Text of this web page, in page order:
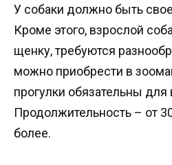
У собаки должно быть
Кроме этого, взрослой
щенку, требуются
можно приобрести в
прогулки обязательны
Продолжительность – от
более.